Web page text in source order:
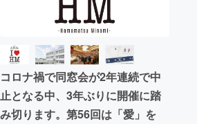
映像・映画
ビジネス・起業
まちづくり・地域活性化
コロナ禍で同窓会が2年連続で中
止となる中、3年ぶりに開催に踏
み切ります。第56回は「愛」を